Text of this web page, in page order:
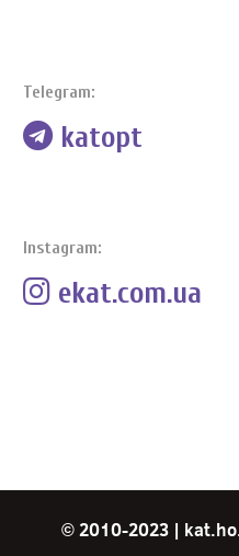
Telegram:
katopt
Instagram:
ekat.com.ua
© 2010-2023 |